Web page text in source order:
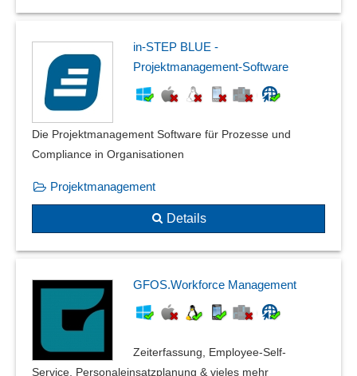
in-STEP BLUE -
Projektmanagement-Software
Die Projektmanagement Software für Prozesse und
Compliance in Organisationen
Projektmanagement
Details
GFOS.Workforce Management
Zeiterfassung, Employee-Self-
Service, Personaleinsatzplanung & vieles mehr